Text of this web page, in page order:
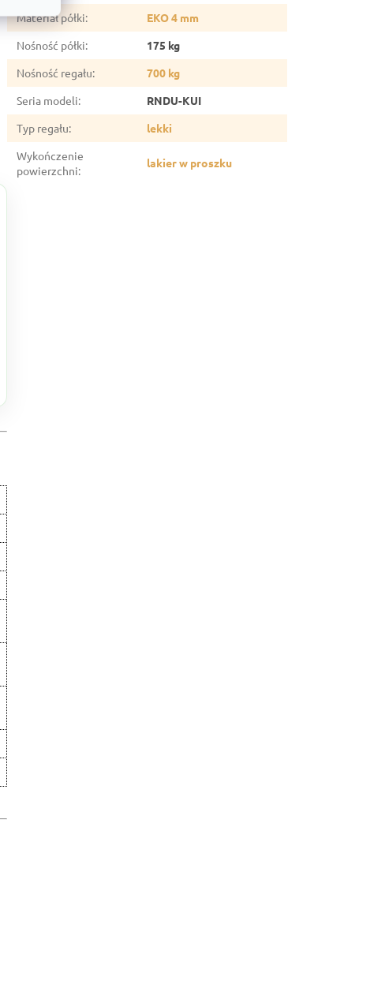
Materiał półki:
EKO 4 mm
Nośność półki:
175 kg
Nośność regału:
700 kg
Seria modeli:
RNDU-KUI
Typ regału:
lekki
Wykończenie
powierzchni:
lakier w proszku